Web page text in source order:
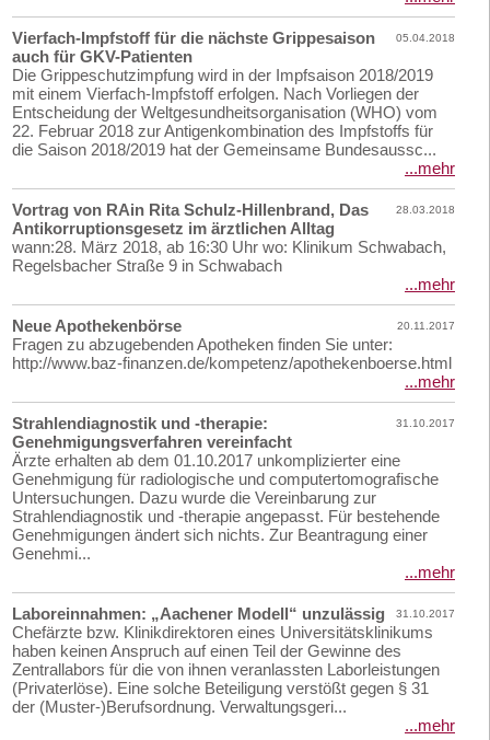
05.04.2018
Vierfach-Impfstoff für die nächste Grippesaison
auch für GKV-Patienten
Die Grippeschutzimpfung wird in der Impfsaison 2018/2019
mit einem Vierfach-Impfstoff erfolgen. Nach Vorliegen der
Entscheidung der Weltgesundheitsorganisation (WHO) vom
22. Februar 2018 zur Antigenkombination des Impfstoffs für
die Saison 2018/2019 hat der Gemeinsame Bundesaussc...
...mehr
28.03.2018
Vortrag von RAin Rita Schulz-Hillenbrand, Das
Antikorruptionsgesetz im ärztlichen Alltag
wann:28. März 2018, ab 16:30 Uhr wo: Klinikum Schwabach,
Regelsbacher Straße 9 in Schwabach
...mehr
20.11.2017
Neue Apothekenbörse
Fragen zu abzugebenden Apotheken finden Sie unter:
http://www.baz-finanzen.de/kompetenz/apothekenboerse.html
...mehr
31.10.2017
Strahlendiagnostik und -therapie:
Genehmigungsverfahren vereinfacht
Ärzte erhalten ab dem 01.10.2017 unkomplizierter eine
Genehmigung für radiologische und computertomografische
Untersuchungen. Dazu wurde die Vereinbarung zur
Strahlendiagnostik und -therapie angepasst. Für bestehende
Genehmigungen ändert sich nichts. Zur Beantragung einer
Genehmi...
...mehr
31.10.2017
Laboreinnahmen: „Aachener Modell“ unzulässig
Chefärzte bzw. Klinikdirektoren eines Universitätsklinikums
haben keinen Anspruch auf einen Teil der Gewinne des
Zentrallabors für die von ihnen veranlassten Laborleistungen
(Privaterlöse). Eine solche Beteiligung verstößt gegen § 31
der (Muster-)Berufsordnung. Verwaltungsgeri...
...mehr